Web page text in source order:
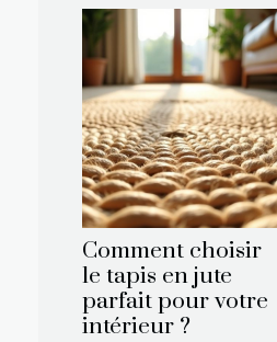
Comment choisir
le tapis en jute
parfait pour votre
intérieur ?